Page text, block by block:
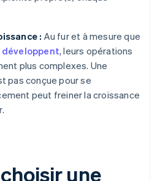
: Au fur et à mesure que
, leurs opérations
plus complexes. Une
pas conçue pour se
peut freiner la croissance
une